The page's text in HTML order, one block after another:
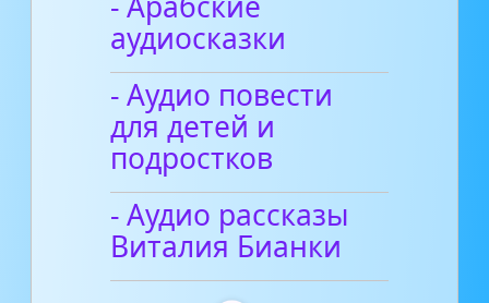
аудиосказки
- Аудио повести
для детей и
подростков
- Аудио рассказы
Виталия Бианки